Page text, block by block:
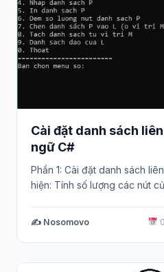
Cài đặt danh sách
ngữ C#
Phần 1: Cài đặt danh sách
hiện: Tính số lượng các nút
✍️ Nosomovo